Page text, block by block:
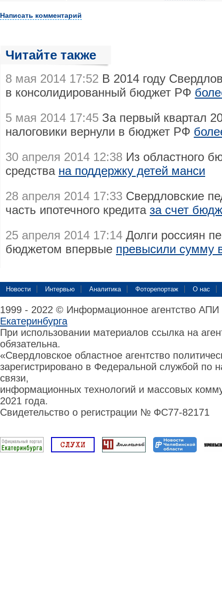
Написать комментарий
Читайте также
8 мая 2014 17:52 В 2014 году
в консолидированный бюджет РФ
5 мая 2014 17:45 За первый квартал
налоговики вернули в бюджет РФ
30 апреля 2014 12:38 Из областного
средства на поддержку детей манси
28 апреля 2014 17:33 Свердловские
часть ипотечного кредита за счет
25 апреля 2014 17:14 Долги россиян
бюджетом впервые превысили сумму
Новости Интервью Аналитика Фоторепортаж О нас
1999 - 2022 © Информационное агентство
Екатеринбурга
При использовании материалов ссылка на
обязательна.
«Свердловское областное агентство
зарегистрировано в Федеральной службой по
связи,
информационных технологий и массовых
2021 года.
Свидетельство о регистрации № ФС77-82171